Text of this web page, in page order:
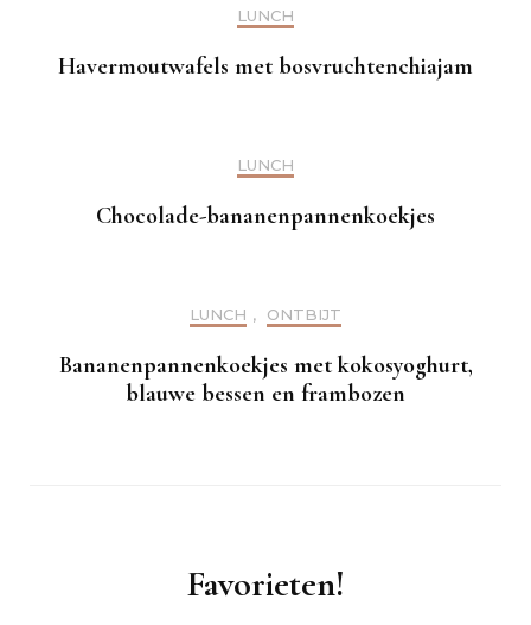
LUNCH
Havermoutwafels met bosvruchtenchiajam
LUNCH
Chocolade-bananenpannenkoekjes
LUNCH , ONTBIJT
Bananenpannenkoekjes met kokosyoghurt,
blauwe bessen en frambozen
Favorieten!